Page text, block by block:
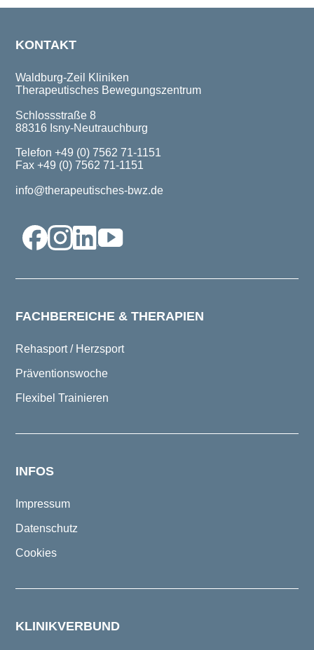
KONTAKT
Waldburg-Zeil Kliniken
Therapeutisches Bewegungszentrum
Schlossstraße 8
88316 Isny-Neutrauchburg
Telefon +49 (0) 7562 71-1151
Fax +49 (0) 7562 71-1151
info@therapeutisches-bwz.de
FACHBEREICHE & THERAPIEN
Rehasport / Herzsport
Präventionswoche
Flexibel Trainieren
INFOS
Impressum
Datenschutz
Cookies
KLINIKVERBUND